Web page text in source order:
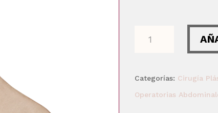
era:
S/
OPERATORIAS
MARIPOSA
Categorías: Cirugía
Operatorias